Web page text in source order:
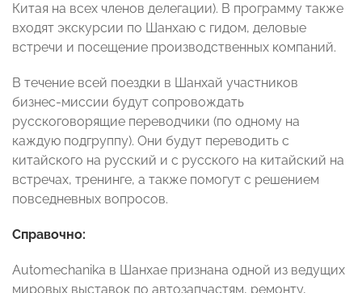
Китая на всех членов делегации). В программу также
входят экскурсии по Шанхаю с гидом, деловые
встречи и посещение производственных компаний.
В течение всей поездки в Шанхай участников
бизнес-миссии будут сопровождать
русскоговорящие переводчики (по одному на
каждую подгруппу). Они будут переводить с
китайского на русский и с русского на китайский на
встречах, тренинге, а также помогут с решением
повседневных вопросов.
Справочно:
Automechanika в Шанхае признана одной из ведущих
мировых выставок по автозапчастям, ремонту,